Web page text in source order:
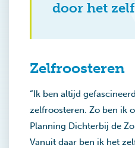
door het
Zelfroosteren
“Ik ben altijd
zelfroosteren. Zo ben ik
Planning Dichterbij de
Vanuit daar ben ik het